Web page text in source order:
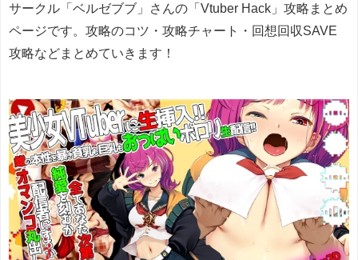
サークル「ベルゼブブ」さんの「Vtuber Hack」攻略まとめ
ページです。攻略のコツ・攻略チャート・回想回収SAVE
攻略などまとめていきます！